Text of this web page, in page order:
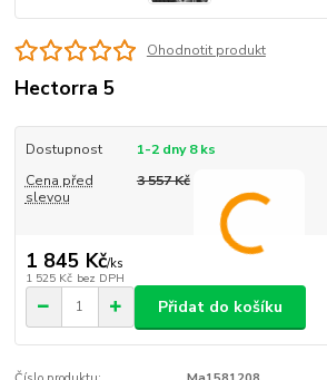
Ohodnotit produkt
Hectorra 5
Dostupnost
1-2 dny 8 ks
Cena před
slevou
3 557 Kč
1 845 Kč/ks
1 525 Kč bez DPH
Přidat do košíku